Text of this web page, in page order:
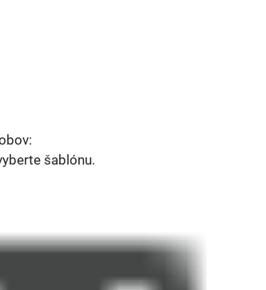
šablónu.